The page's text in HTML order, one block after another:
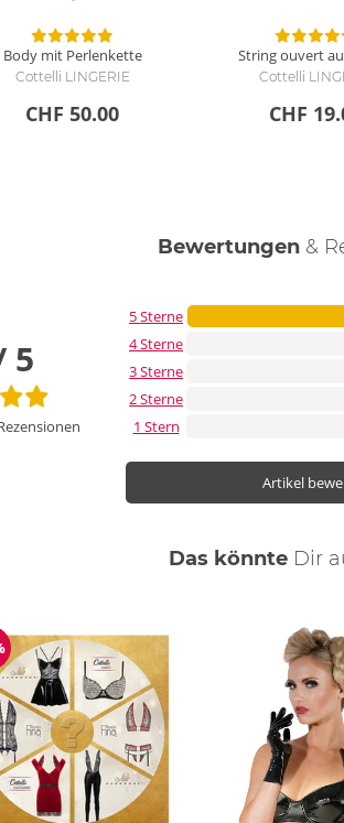
Body mit Perlenkette
Cottelli LINGERIE
CHF 50.00
String ouvert
Cottelli
CHF
Bewertungen &
5
5 Sterne
4 Sterne
3 Sterne
2 Sterne
1 Stern
Artikel
Das könnte Dir